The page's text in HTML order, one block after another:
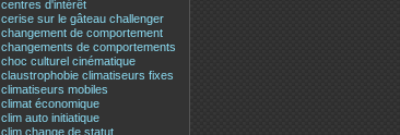
centres d'intérêt
cerise sur le gâteau challenger
changement de comportement
changements de comportements
choc culturel cinématique
claustrophobie climatiseurs fixes
climatiseurs mobiles
climat économique
clim auto initiatique
clim change de statut